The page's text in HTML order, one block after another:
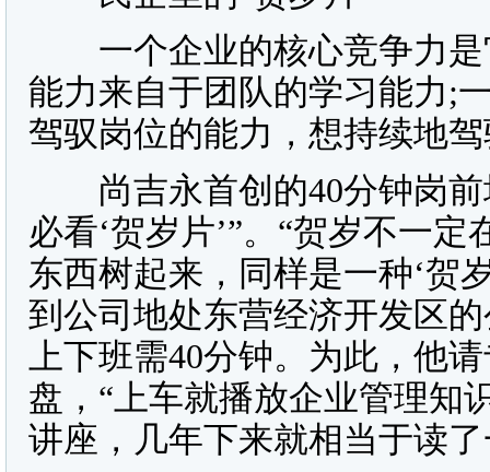
一个企业的核心竞争力是
能力来自于团队的学习能力;
驾驭岗位的能力，想持续地
尚吉永首创的40分钟岗前
必看‘贺岁片’”。“贺岁不一
东西树起来，同样是一种‘贺
到公司地处东营经济开发区
上下班需40分钟。为此，他
盘，“上车就播放企业管理知
讲座，几年下来就相当于读